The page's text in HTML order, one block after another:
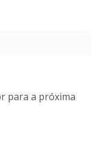
para a próxima